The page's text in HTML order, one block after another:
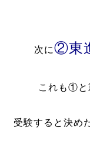
次に②東
これも①と
受験すると決め